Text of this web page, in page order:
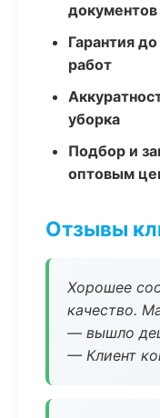
документов
Гарантия
работ
уборка
Подбор и
оптовым
Отзывы
Хорошее
качество.
— вышло
— Клиент